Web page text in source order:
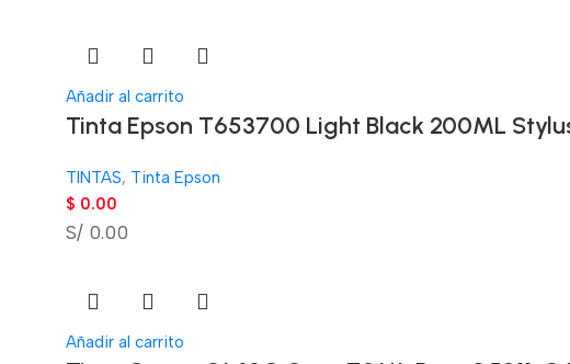
Añadir al carrito
Tinta Epson T653700 Light Black 200ML
TINTAS, Tinta Epson
$ 0.00
S/ 0.00
Añadir al carrito